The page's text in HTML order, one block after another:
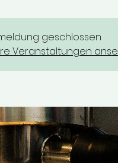
geschlossen
Veranstaltungen